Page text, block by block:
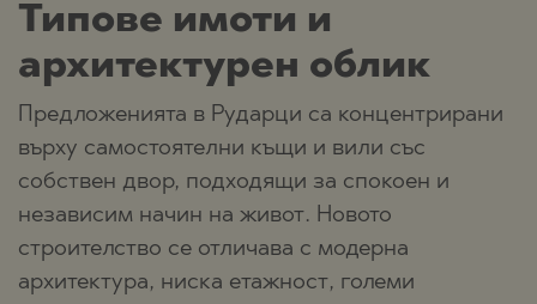
Типове имоти и
архитектурен облик
Предложенията в Рударци са концентрирани
върху самостоятелни къщи и вили със
собствен двор, подходящи за спокоен и
независим начин на живот. Новото
строителство се отличава с модерна
архитектура, ниска етажност, големи